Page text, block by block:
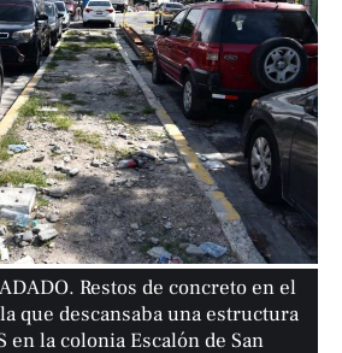
Restos de concreto en el
que descansaba una estructura
en la colonia Escalón de San